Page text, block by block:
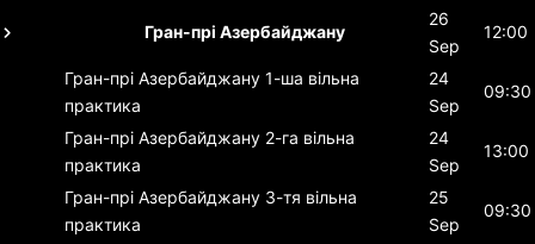
Гран-прі Азербайджану
26
Sep
12:00
Гран-прі Азербайджану 1-ша вільна
практика
24
Sep
09:30
Гран-прі Азербайджану 2-га вільна
практика
24
Sep
13:00
Гран-прі Азербайджану 3-тя вільна
практика
25
Sep
09:30